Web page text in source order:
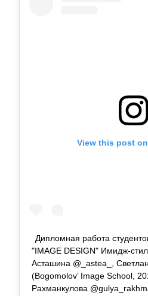
View this post
Дипломная работа
"IMAGE DESIGN" Имидж-
Асташина @_astea_,
(Bogomolov’ Image School,
Рахманкулова